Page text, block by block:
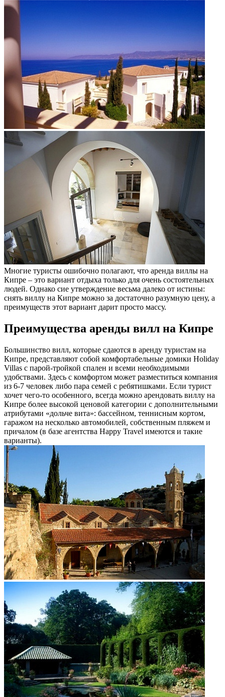
Многие туристы ошибочно полагают, что аренда виллы на
Кипре – это вариант отдыха только для очень состоятельных
людей. Однако сие утверждение весьма далеко от истины:
снять виллу на Кипре можно за достаточно разумную цену, а
преимуществ этот вариант дарит просто массу.
Преимущества аренды вилл на Кипре
Большинство вилл, которые сдаются в аренду туристам на
Кипре, представляют собой комфортабельные домики Holiday
Villas с парой-тройкой спален и всеми необходимыми
удобствами. Здесь с комфортом может разместиться компания
из 6-7 человек либо пара семей с ребятишками. Если турист
хочет чего-то особенного, всегда можно арендовать виллу на
Кипре более высокой ценовой категории с дополнительными
атрибутами «дольче вита»: бассейном, теннисным кортом,
гаражом на несколько автомобилей, собственным пляжем и
причалом (в базе агентства Happy Travel имеются и такие
варианты).